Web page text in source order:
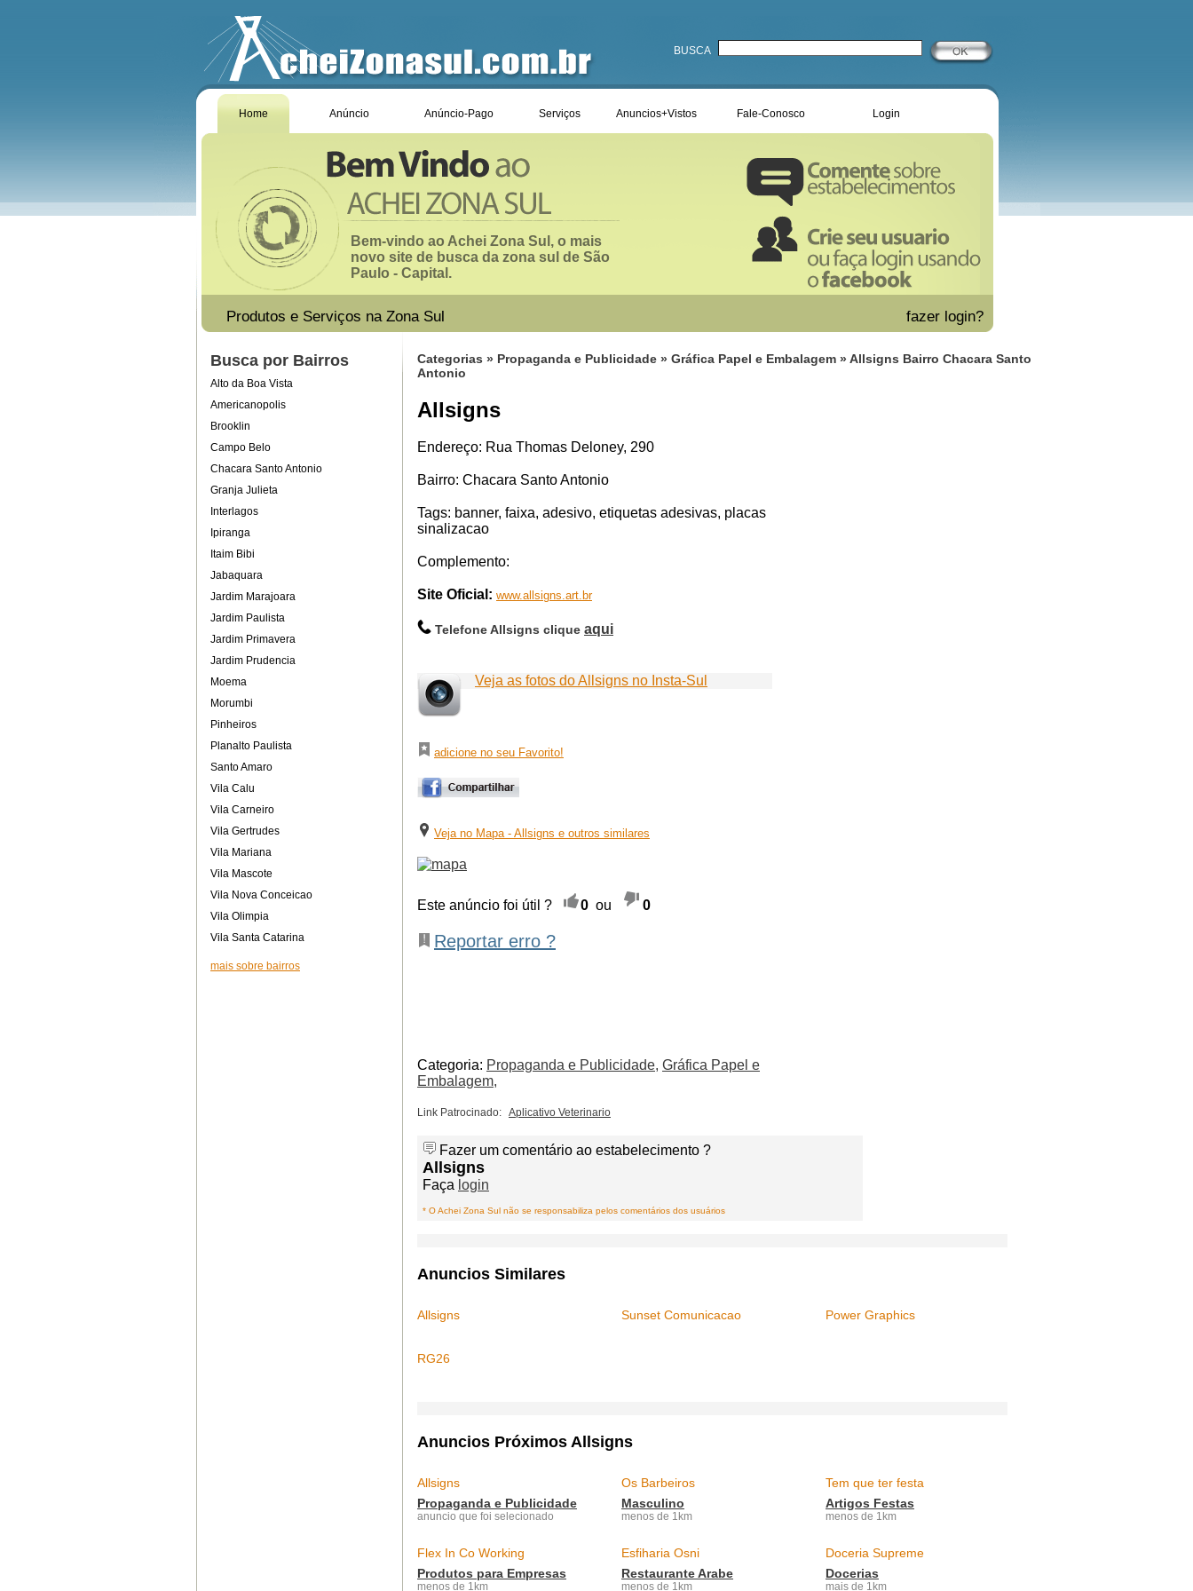
BUSCA
Home Anúncio Anúncio-Pago Serviços Anuncios+Vistos Fale-Conosco Login
Bem-vindo ao Achei Zona Sul, o mais
novo site de busca da zona sul de São
Paulo - Capital.
Produtos e Serviços na Zona Sul fazer login?
Busca por Bairros
Alto da Boa Vista
Americanopolis
Brooklin
Campo Belo
Chacara Santo Antonio
Granja Julieta
Interlagos
Ipiranga
Itaim Bibi
Jabaquara
Jardim Marajoara
Jardim Paulista
Jardim Primavera
Jardim Prudencia
Moema
Morumbi
Pinheiros
Planalto Paulista
Santo Amaro
Vila Calu
Vila Carneiro
Vila Gertrudes
Vila Mariana
Vila Mascote
Vila Nova Conceicao
Vila Olimpia
Vila Santa Catarina
mais sobre bairros
Categorias » Propaganda e Publicidade » Gráfica Papel e Embalagem » Allsigns Bairro Chacara Santo
Antonio
Allsigns
Endereço: Rua Thomas Deloney, 290
Bairro: Chacara Santo Antonio
Tags: banner, faixa, adesivo, etiquetas adesivas, placas
sinalizacao
Complemento:
Site Oficial: www.allsigns.art.br
Telefone Allsigns clique aqui
Veja as fotos do Allsigns no Insta-Sul
adicione no seu Favorito!
Veja no Mapa - Allsigns e outros similares
Este anúncio foi útil ? 0 ou 0
Reportar erro ?
Categoria: Propaganda e Publicidade, Gráfica Papel e
Embalagem,
Link Patrocinado: Aplicativo Veterinario
Fazer um comentário ao estabelecimento ?
Allsigns
Faça login
* O Achei Zona Sul não se responsabiliza pelos comentários dos usuários
Anuncios Similares
Allsigns Sunset Comunicacao Power Graphics
RG26
Anuncios Próximos Allsigns
Allsigns
Propaganda e Publicidade
anuncio que foi selecionado
Os Barbeiros
Masculino
menos de 1km
Tem que ter festa
Artigos Festas
menos de 1km
Flex In Co Working
Produtos para Empresas
menos de 1km
Esfiharia Osni
Restaurante Arabe
menos de 1km
Doceria Supreme
Docerias
mais de 1km